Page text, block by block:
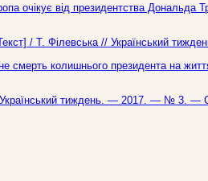
очікує від президентства
/ Т. Філевська // Український
смерть колишнього президента на
Український тиждень. — 2017. — № 3. —